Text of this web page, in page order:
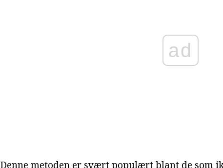
ad
Denne metoden er svært populært blant de som